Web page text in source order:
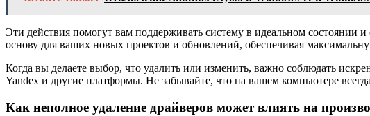
Эти действия помогут вам поддерживать систему в идеальном состоянии
основу для ваших новых проектов и обновлений, обеспечивая
Когда вы делаете выбор, что удалить или изменить, важно соблюдать
Yandex и другие платформы. Не забывайте, что на вашем компьютере
Как неполное удаление драйверов может влиять на